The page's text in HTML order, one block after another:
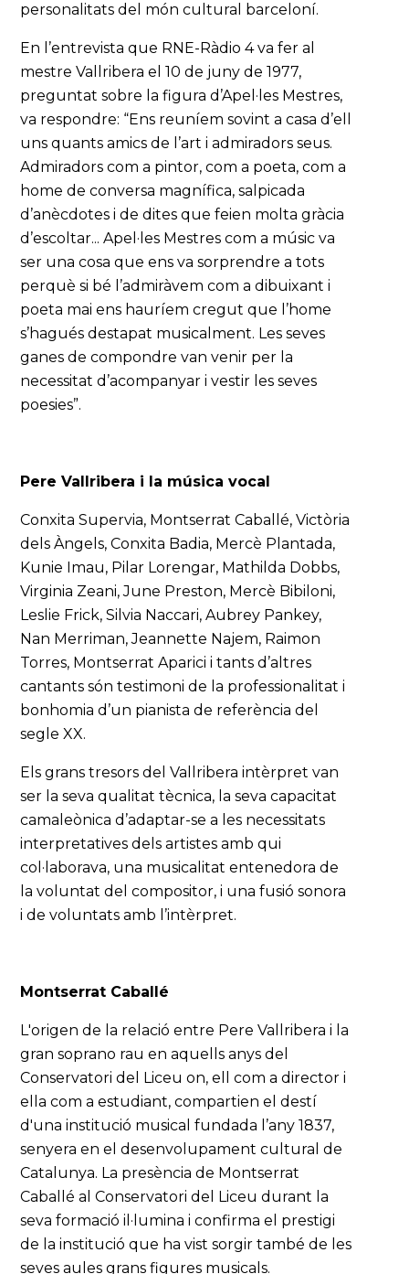
personalitats del món cultural barceloní.
En l’entrevista que RNE-Ràdio 4 va fer al
mestre Vallribera el 10 de juny de 1977,
preguntat sobre la figura d’Apel·les Mestres,
va respondre: “Ens reuníem sovint a casa d’ell
uns quants amics de l’art i admiradors seus.
Admiradors com a pintor, com a poeta, com a
home de conversa magnífica, salpicada
d’anècdotes i de dites que feien molta gràcia
d’escoltar... Apel·les Mestres com a músic va
ser una cosa que ens va sorprendre a tots
perquè si bé l’admiràvem com a dibuixant i
poeta mai ens hauríem cregut que l’home
s’hagués destapat musicalment. Les seves
ganes de compondre van venir per la
necessitat d’acompanyar i vestir les seves
poesies”.
Pere Vallribera i la música vocal
Conxita Supervia, Montserrat Caballé, Victòria
dels Àngels, Conxita Badia, Mercè Plantada,
Kunie Imau, Pilar Lorengar, Mathilda Dobbs,
Virginia Zeani, June Preston, Mercè Bibiloni,
Leslie Frick, Silvia Naccari, Aubrey Pankey,
Nan Merriman, Jeannette Najem, Raimon
Torres, Montserrat Aparici i tants d’altres
cantants són testimoni de la professionalitat i
bonhomia d’un pianista de referència del
segle XX.
Els grans tresors del Vallribera intèrpret van
ser la seva qualitat tècnica, la seva capacitat
camaleònica d’adaptar-se a les necessitats
interpretatives dels artistes amb qui
col·laborava, una musicalitat entenedora de
la voluntat del compositor, i una fusió sonora
i de voluntats amb l’intèrpret.
Montserrat Caballé
L'origen de la relació entre Pere Vallribera i la
gran soprano rau en aquells anys del
Conservatori del Liceu on, ell com a director i
ella com a estudiant, compartien el destí
d'una institució musical fundada l’any 1837,
senyera en el desenvolupament cultural de
Catalunya. La presència de Montserrat
Caballé al Conservatori del Liceu durant la
seva formació il·lumina i confirma el prestigi
de la institució que ha vist sorgir també de les
seves aules grans figures musicals.